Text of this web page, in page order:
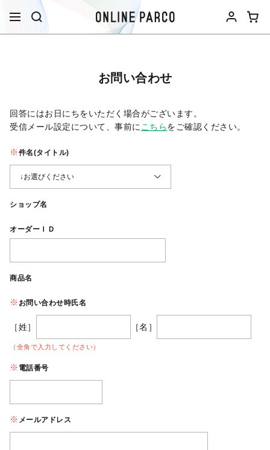
お問い合わせ
回答にはお日にちをいただく場合がございます。
受信メール設定について、事前に こちらをご確認ください。​
件名(タイトル)
ショップ名
オーダーＩＤ
商品名
お問い合わせ時氏名
［姓］ ［名］
（全角で入力してください）
電話番号
メールアドレス